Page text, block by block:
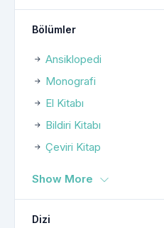
Bölümler
Ansiklopedi
Monografi
El Kitabı
Bildiri Kitabı
Çeviri Kitap
Show More
Dizi